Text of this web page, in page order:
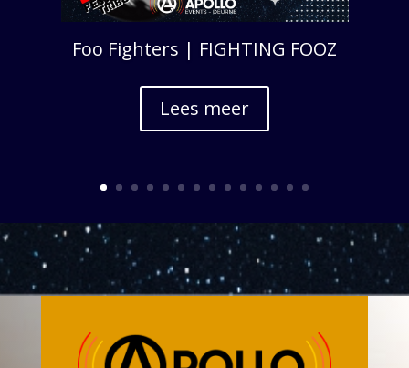
Foo Fighters | FIGHTING FOOZ
Lees meer